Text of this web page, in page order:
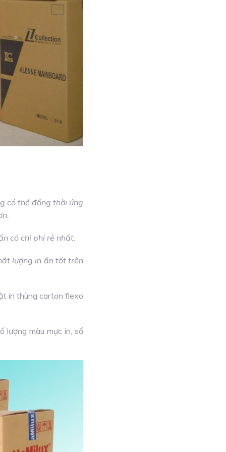
có thể đồng thời ứng
có chi phí rẻ nhất.
lượng in ấn tốt trên
in thùng carton flexo
lượng màu mực in, số